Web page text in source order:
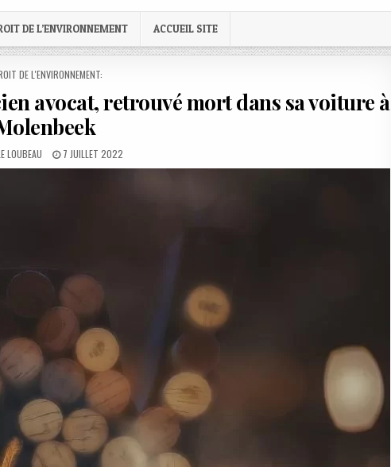
DE L’ENVIRONNEMENT ACCUEIL SITE
DE L'ENVIRONNEMENT:
avocat, retrouvé mort dans sa voiture à
LOUBEAU
PUBLISHED
DATE:
7 JUILLET 2022